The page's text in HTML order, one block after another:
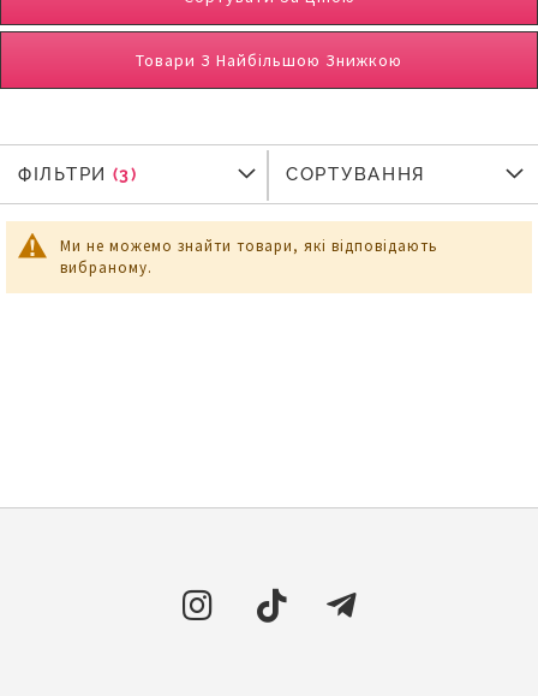
Товари З Найбільшою Знижкою
Ми не можемо знайти товари, які відповідають
вибраному.
ФІЛЬТРИ
ФІЛЬТРИ СОРТУВАННЯ